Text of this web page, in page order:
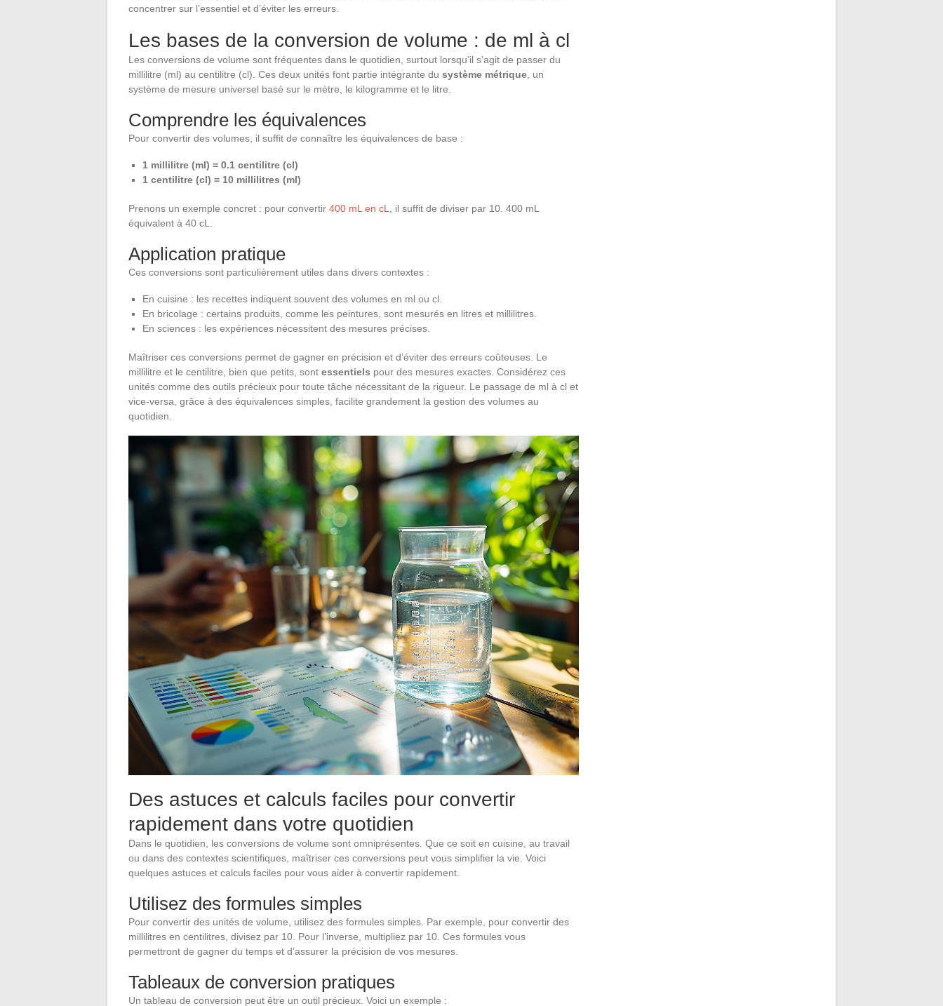
concentrer sur l’essentiel et d’éviter les erreurs.
Les bases de la conversion de volume : de ml à cl
Les conversions de volume sont fréquentes dans le quotidien, surtout lorsqu’il s’agit de passer du
millilitre (ml) au centilitre (cl). Ces deux unités font partie intégrante du système métrique , un
système de mesure universel basé sur le mètre, le kilogramme et le litre.
Comprendre les équivalences
Pour convertir des volumes, il suffit de connaître les équivalences de base :
1 millilitre (ml) = 0.1 centilitre (cl)
1 centilitre (cl) = 10 millilitres (ml)
Prenons un exemple concret : pour convertir 400 mL en cL
, il suffit de diviser par 10. 400 mL
équivalent à 40 cL.
Application pratique
Ces conversions sont particulièrement utiles dans divers contextes :
En cuisine : les recettes indiquent souvent des volumes en ml ou cl.
En bricolage : certains produits, comme les peintures, sont mesurés en litres et millilitres.
En sciences : les expériences nécessitent des mesures précises.
Maîtriser ces conversions permet de gagner en précision et d’éviter des erreurs coûteuses. Le
millilitre et le centilitre, bien que petits, sont essentiels pour des mesures exactes. Considérez ces
unités comme des outils précieux pour toute tâche nécessitant de la rigueur. Le passage de ml à cl et
vice-versa, grâce à des équivalences simples, facilite grandement la gestion des volumes au
quotidien.
Des astuces et calculs faciles pour convertir
rapidement dans votre quotidien
Dans le quotidien, les conversions de volume sont omniprésentes. Que ce soit en cuisine, au travail
ou dans des contextes scientifiques, maîtriser ces conversions peut vous simplifier la vie. Voici
quelques astuces et calculs faciles pour vous aider à convertir rapidement.
Utilisez des formules simples
Pour convertir des unités de volume, utilisez des formules simples. Par exemple, pour convertir des
millilitres en centilitres, divisez par 10. Pour l’inverse, multipliez par 10. Ces formules vous
permettront de gagner du temps et d’assurer la précision de vos mesures.
Tableaux de conversion pratiques
Un tableau de conversion peut être un outil précieux. Voici un exemple :